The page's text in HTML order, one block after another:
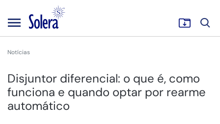
Notícias
Disjuntor diferencial: o que é, como
funciona e quando optar por rearme
automático